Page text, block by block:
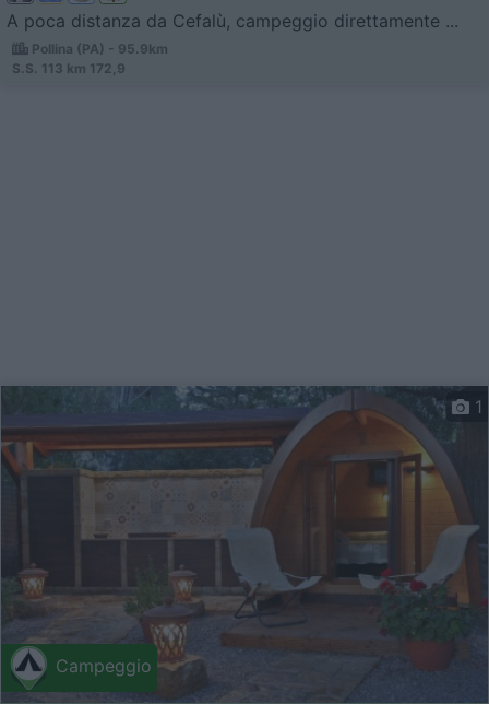
A poca distanza da Cefalù, campeggio direttamente ...
Pollina (PA) - 95.9km
S.S. 113 km 172,9
Campeggio
1